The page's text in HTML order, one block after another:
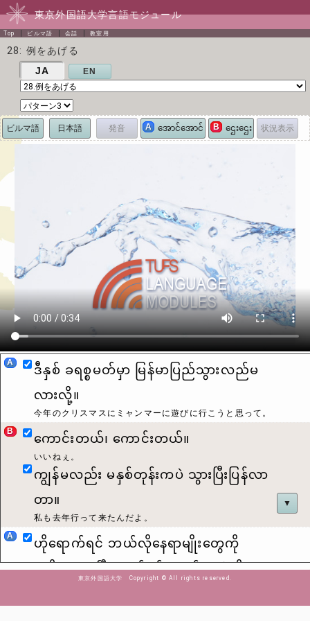
東京外国語大学言語モジュール
Top ビルマ語 会話 教室用
28: 例をあげる
JA EN
状況表示
ビルマ語 日本語 発音 A အောင်အောင် B ဌေးဌေး
▼
A
ဒီနှစ် ခရစ္စမတ်မှာ မြန်မာပြည်သွားလည်မ
လားလို့။
今年のクリスマスにミャンマーに遊びに行こうと思って。
B
ကောင်းတယ်၊ ကောင်းတယ်။
いいねぇ。
ကျွန်မလည်း မနှစ်တုန်းကပဲ သွားပြီးပြန်လာ
တာ။
私も去年行って来たんだよ。
A
ဟိုရောက်ရင် ဘယ်လိုနေရာမျိုးတွေကို
အဓိကထားပြီး လည်ရင်ကောင်းမလဲဆိုတာ
東京外国語大学 Copyright © All rights reserved.